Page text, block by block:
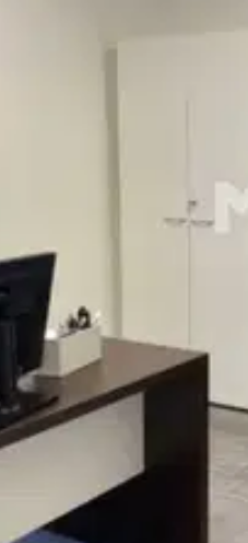
de cette location est sa
ce local professionnel
contacter pour plus